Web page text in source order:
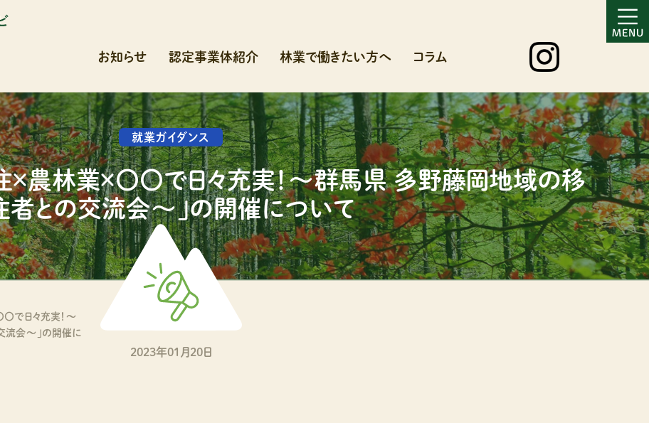
お知らせ 認定事業体紹介 林業で働きたい方へ コラム
就業ガイダンス
住×農林業×〇〇で日々充実！～群馬県 多野藤岡地域の移
者との交流会～」の開催について
2023年01月20日
〇で日々充実！～
流会～」の開催に